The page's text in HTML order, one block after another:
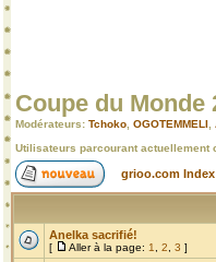
Coupe du Monde
Modérateurs: Tchoko OGOTEMMELI
Utilisateurs parcourant actuellement
grioo.com
Anelka sacrifié!
[ Aller à la page: 1 2 3 ]